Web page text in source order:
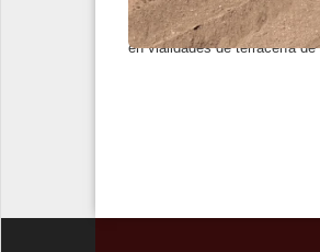
Con apoyo de maquinaria y
en vialidades de terracería